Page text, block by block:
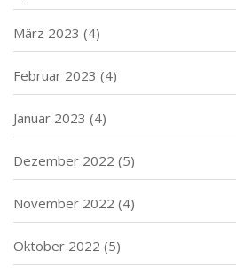
März 2023 (4)
Februar 2023 (4)
Januar 2023 (4)
Dezember 2022 (5)
November 2022 (4)
Oktober 2022 (5)